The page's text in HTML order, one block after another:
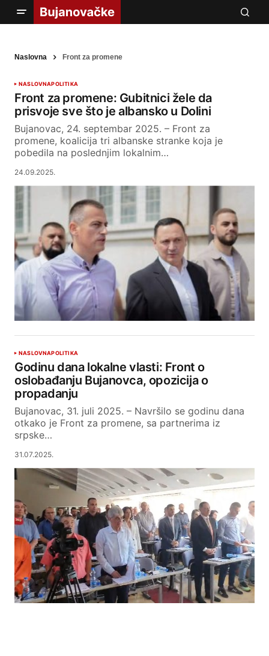
Naslovna Front za promene
NASLOVNAPOLITIKA
Front za promene: Gubitnici žele da
prisvoje sve što je albansko u Dolini
Bujanovac, 24. septembar 2025. – Front za
promene, koalicija tri albanske stranke koja je
pobedila na poslednjim lokalnim…
24.09.2025.
NASLOVNAPOLITIKA
Godinu dana lokalne vlasti: Front o
oslobađanju Bujanovca, opozicija o
propadanju
Bujanovac, 31. juli 2025. – Navršilo se godinu dana
otkako je Front za promene, sa partnerima iz
srpske…
31.07.2025.